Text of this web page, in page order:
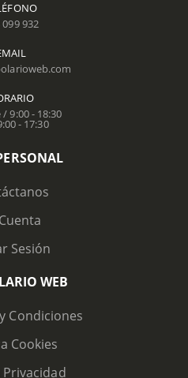
099 932
/ 9:00 - 18:30
- 17:30
Sesión
WEB
Condiciones
Cookies